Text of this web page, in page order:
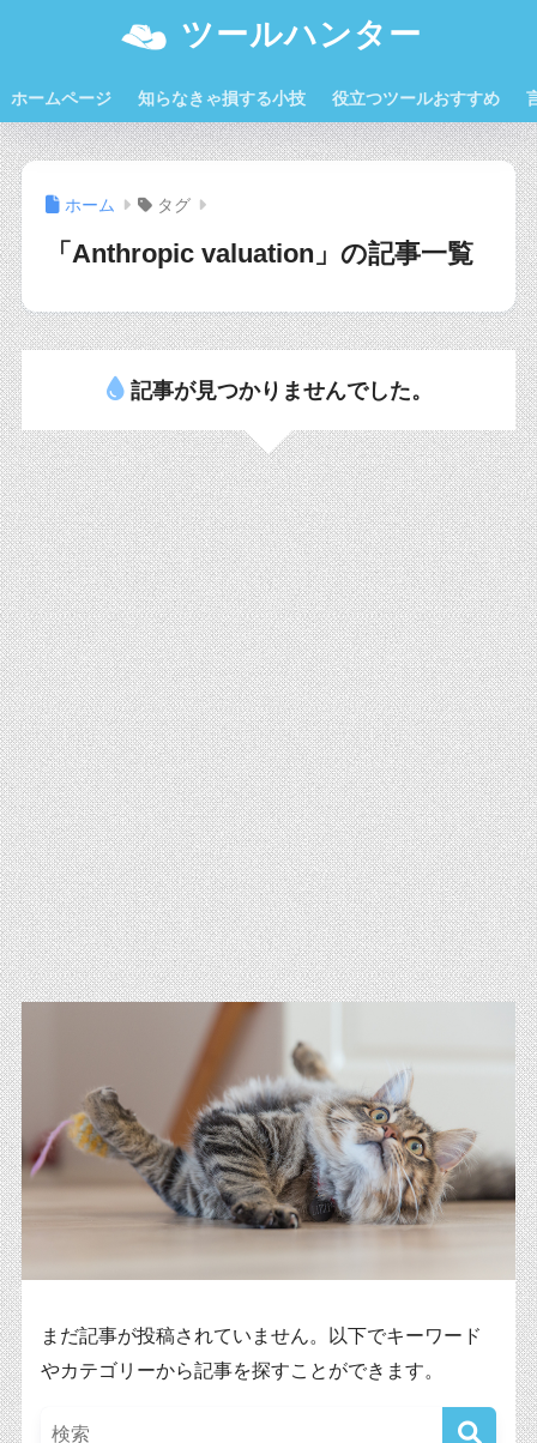
ツールハンター
ホームページ 知らなきゃ損する小技 役立つツールおすすめ
ホーム タグ
「Anthropic valuation」の記事一覧
記事が見つかりませんでした。
まだ記事が投稿されていません。以下でキーワード
やカテゴリーから記事を探すことができます。